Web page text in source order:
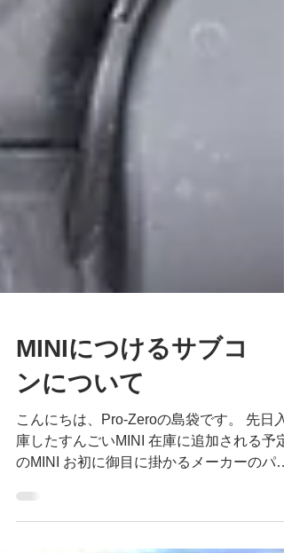
MINIにつけるサブコ
ンについて
こんにちは、Pro-Zeroの島袋です。 先日入
庫したすんごいMINI 在庫に追加される予定